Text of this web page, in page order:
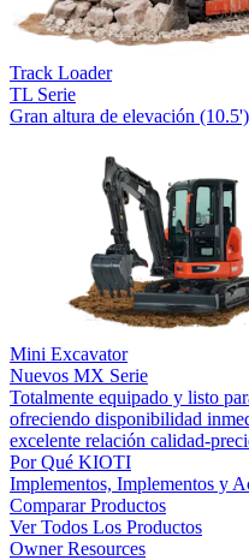
Track Loader
TL Serie
Gran altura de elevación
Mini Excavator
Nuevos MX Serie
Totalmente equipado y listo
ofreciendo disponibilidad
excelente relación calidad-
Por Qué KIOTI
Implementos, Implementos y
Comparar Productos
Ver Todos Los Productos
Owner Resources